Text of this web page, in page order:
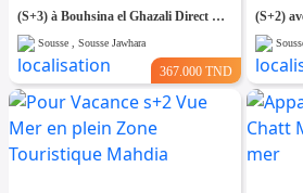
(S+3) à Bouhsina el Ghazali Direct Promoteur
Sousse , Sousse Jawhara
367.000 TND